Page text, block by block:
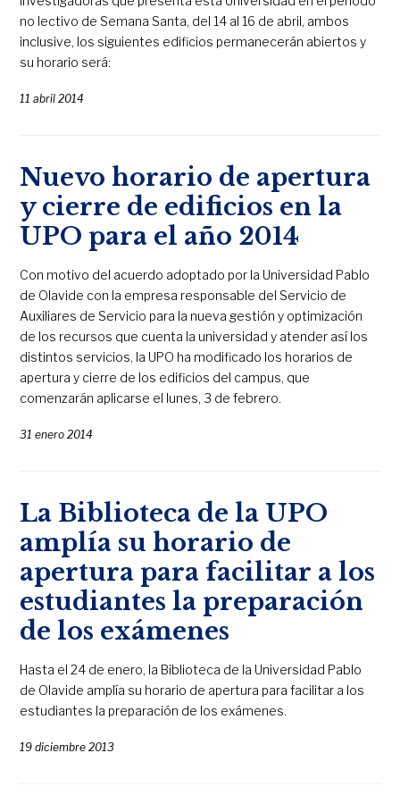
no lectivo de Semana Santa, del 14 al 16 de abril, ambos
inclusive, los siguientes edificios permanecerán abiertos y
su horario será:
11 abril 2014
Nuevo horario de apertura
y cierre de edificios en la
UPO para el año 2014
Con motivo del acuerdo adoptado por la Universidad Pablo
de Olavide con la empresa responsable del Servicio de
Auxiliares de Servicio para la nueva gestión y optimización
de los recursos que cuenta la universidad y atender así los
distintos servicios, la UPO ha modificado los horarios de
apertura y cierre de los edificios del campus, que
comenzarán aplicarse el lunes, 3 de febrero.
31 enero 2014
La Biblioteca de la UPO
amplía su horario de
apertura para facilitar a los
estudiantes la preparación
de los exámenes
Hasta el 24 de enero, la Biblioteca de la Universidad Pablo
de Olavide amplía su horario de apertura para facilitar a los
estudiantes la preparación de los exámenes.
19 diciembre 2013